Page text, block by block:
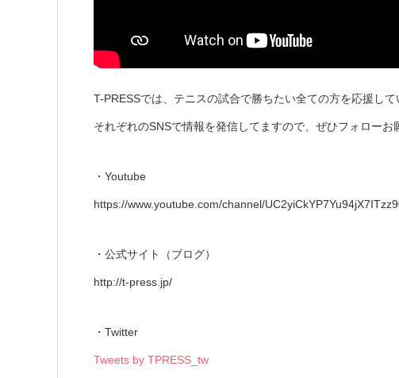
T-PRESSでは、テニスの試合で勝ちたい全ての方を応援して
それぞれのSNSで情報を発信してますので、ぜひフォローお
・Youtube
https://www.youtube.com/channel/
・公式サイト（ブログ）
http://t-press.jp/
・Twitter
Tweets by TPRESS_tw